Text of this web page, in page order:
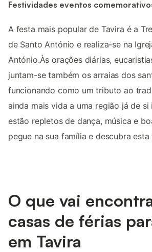
Festividades eventos
A festa mais popular de Tavira é a
de Santo António e realiza-se na
António.Às orações diárias,
juntam-se também os arraias dos
funcionando como um tributo ao
ainda mais vida a uma região já de si
estão repletos de dança, música e
pegue na sua família e descubra esta
O que vai
casas de férias
em Tavira